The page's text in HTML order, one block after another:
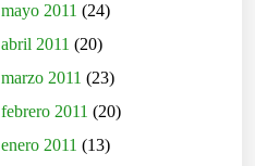
mayo 2011(24)
abril 2011(20)
marzo 2011(23)
febrero 2011(20)
enero 2011(13)